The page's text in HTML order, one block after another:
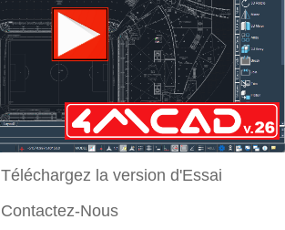
Téléchargez la version d'Essai
Contactez-Nous